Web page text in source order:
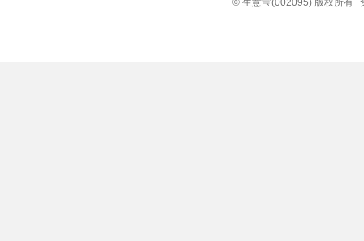
© 生意宝(002095) 版权所有